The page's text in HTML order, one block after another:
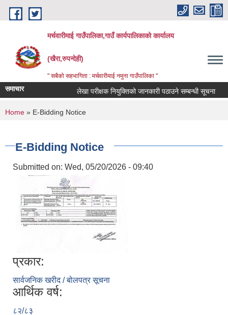
Skip to main content
मर्चवारीमाई गाउँपालिका,गाउँ कार्यपालिकाको कार्यालय
(खैरा,रुपन्देही)
" सबैको सहभागिता : मर्चवारीमाई नमुना गाउँपालिका "
समाचार लेखा परीक्षक नियुक्तिको जानकारी पठाउने सम्बन्धी सूचना
You are here
Home » E-Bidding Notice
E-Bidding Notice
Submitted on: Wed, 05/20/2026 - 09:40
प्रकार:
सार्वजनिक खरीद / बोलपत्र सूचना
आर्थिक वर्ष:
८२/८३